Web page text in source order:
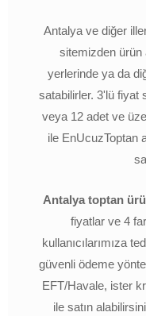
Antalya ve diğer
sitemizden ürün
yerlerinde ya da
satabilirler. 3'lü fiyat
veya 12 adet ve
ile EnUcuzToptan
Antalya toptan
fiyatlar ve 4
kullanıcılarımıza
güvenli ödeme
EFT/Havale, ister
ile satın